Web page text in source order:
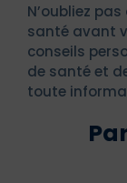
N’oubliez
santé avant
conseils
de santé et
toute